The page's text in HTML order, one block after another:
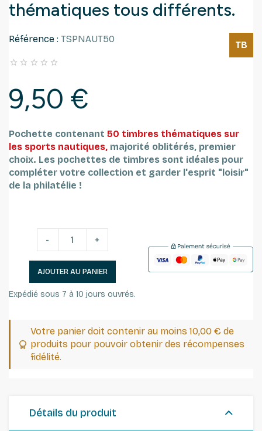
thématiques tous différents.
Référence : TSPNAUT50
TB
    
9,50 €
Pochette contenant 50 timbres thématiques sur
les sports nautiques, majorité oblitérés, premier
choix. Les pochettes de timbres sont idéales pour
compléter votre collection et garder l'esprit "loisir"
de la philatélie !
- +
AJOUTER AU PANIER
Expédié sous 7 à 10 jours ouvrés.
Votre panier doit contenir au moins 10,00 € de
produits pour pouvoir obtenir des récompenses
fidélité.
Détails du produit